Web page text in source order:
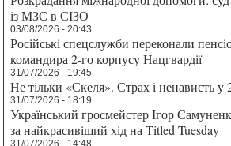
із МЗС в СІЗО
03/08/2026 - 20:43
Російські спецслужби переконали
командира 2-го корпусу Нацгвардії
31/07/2026 - 19:45
Не тільки «Скеля». Страх і ненависть
31/07/2026 - 18:19
Український гросмейстер Ігор
за найкрасивіший хід на Titled Tuesday